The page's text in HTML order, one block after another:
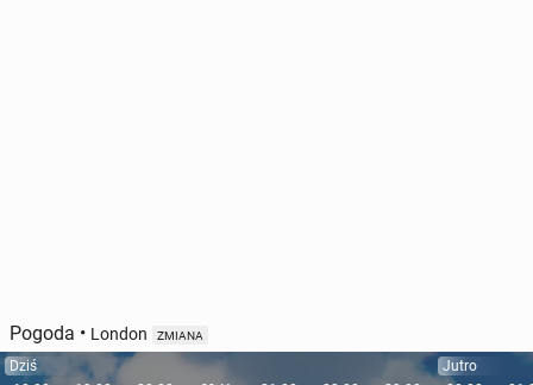
Pogoda • London ZMIANA
Dziś
Jutro